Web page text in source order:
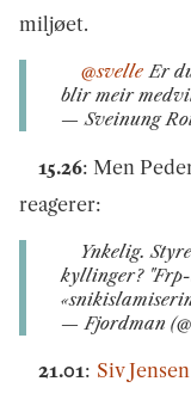
miljøet.
@svelle Er
blir meir
— Sveinung
15.26: Men
reagerer:
Ynkelig.
kyllinger?
— Fjordman
21.01: Siv